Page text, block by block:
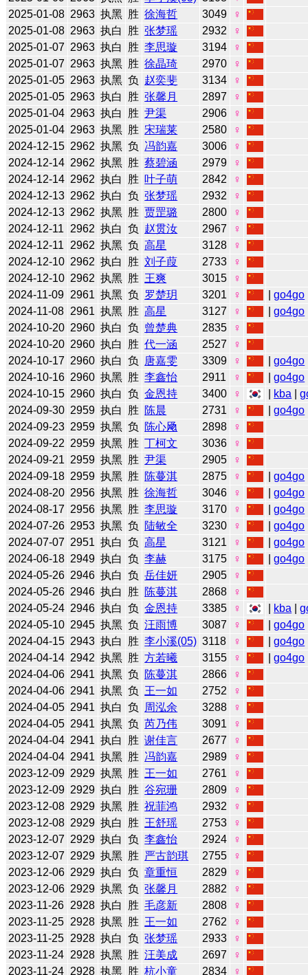
2025-01-08 2963 执黑 胜 徐海哲 3049
♀
2025-01-08 2963 执白 胜 张梦瑶 2932
♀
2025-01-07 2963 执白 胜 李思璇 3194
♀
2025-01-07 2963 执黑 胜 徐晶琦 2970
♀
2025-01-05 2963 执黑 负 赵奕斐 3134
♀
2025-01-05 2963 执白 胜 张馨月 2897
♀
2025-01-04 2963 执白 胜 尹渠 2906
♀
2025-01-04 2963 执黑 胜 宋瑞莱 2580
♀
2024-12-15 2962 执黑 负 冯韵嘉 3006
♀
2024-12-14 2962 执黑 胜 蔡碧涵 2979
♀
2024-12-14 2962 执白 胜 叶子萌 2842
♀
2024-12-13 2962 执白 负 张梦瑶 2932
♀
2024-12-13 2962 执黑 胜 贾罡璐 2800
♀
2024-12-11
2962 执白 负 赵贯汝 2967
♀
2024-12-11
2962 执黑 负 高星 3128
♀
2024-12-10 2962 执白 胜 刘子葭 2733
♀
2024-12-10 2962 执黑 胜 王爽 3015
♀
2024-11-09 2961 执黑 负 罗楚玥 3201 ♀ |go4go
2024-11-08 2961 执黑 胜 高星 3127 ♀ |go4go
2024-10-20 2960 执白 负 曾楚典 2835
♀
2024-10-20 2960 执白 胜 代一涵 2527
♀
2024-10-17 2960 执白 负 唐嘉雯 3309 ♀ |go4go
2024-10-16 2960 执黑 胜 李鑫怡 2911 ♀ |go4go
2024-10-15 2960 执白 负 金恩持 3400 ♀ kba |
2024-09-30 2959 执白 胜 陈晨 2731 ♀ |go4go
2024-09-23 2959 执黑 负 陈心飏 2898
♀
2024-09-22 2959 执黑 胜 丁柯文 3036
♀
2024-09-21 2959 执黑 胜 尹渠 2905
♀
2024-09-18 2959 执黑 胜 陈蔓淇 2875 ♀ |go4go
2024-08-20 2956 执黑 胜 徐海哲 3046 ♀ |go4go
2024-08-17 2956 执黑 胜 李思璇 3170 ♀ |go4go
2024-07-26 2953 执黑 负 陆敏全 3230 ♀ |go4go
2024-07-07 2951 执白 负 高星 3121 ♀ |go4go
2024-06-18 2949 执白 负 李赫 3175 ♀ |go4go
2024-05-26 2946 执白 负 岳佳妍 2905
♀
2024-05-26 2946 执白 胜 陈蔓淇 2868
♀
2024-05-24 2946 执白 负 金恩持 3385 ♀ kba |
2024-05-10 2945 执黑 负 汪雨博 3087 ♀ |go4go
2024-04-15 2943 执白 胜 李小溪(05) 3118 ♀ |go4go
2024-04-14 2942 执黑 胜 方若曦 3155 ♀ |go4go
2024-04-06 2941 执黑 负 陈蔓淇 2866
♀
2024-04-06 2941 执黑 负 王一如 2752
♀
2024-04-05 2941 执白 负 周泓余 3288
♀
2024-04-05 2941 执黑 负 芮乃伟 3091
♀
2024-04-04 2941 执白 胜 谢佳言 2677
♀
2024-04-04 2941 执黑 胜 冯韵嘉 2989
♀
2023-12-09 2929 执黑 胜 王一如 2761
♀
2023-12-09 2929 执白 胜 谷宛珊 2809
♀
2023-12-08 2929 执黑 胜 祝菲鸿 2932
♀
2023-12-08 2929 执白 胜 王舒瑶 2753
♀
2023-12-07 2929 执白 负 李鑫怡 2924
♀
2023-12-07 2929 执黑 胜 严古韵琪 2755
♀
2023-12-06 2929 执白 负 章重恒 2829
♀
2023-12-06 2929 执黑 负 张馨月 2882
♀
2023-11-26 2928 执白 胜 毛彦新 2808
♀
2023-11-25 2928 执黑 胜 王一如 2762
♀
2023-11-25 2928 执白 负 张梦瑶 2933
♀
2023-11-24 2928 执黑 胜 汪美成 2697
♀
2023-11-24 2928 执黑 胜 杭小童 2834 ♀